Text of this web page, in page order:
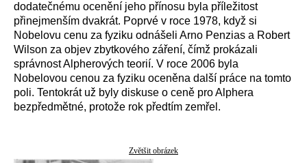
dodatečnému ocenění jeho přínosu byla příležitost
přinejmenším dvakrát. Poprvé v roce 1978, když si
Nobelovu cenu za fyziku odnášeli Arno Penzias a Robert
Wilson za objev zbytkového záření, čímž prokázali
správnost Alpherových teorií. V roce 2006 byla
Nobelovou cenou za fyziku oceněna další práce na tomto
poli. Tentokrát už byly diskuse o ceně pro Alphera
bezpředmětné, protože rok předtím zemřel.
Zvětšit obrázek